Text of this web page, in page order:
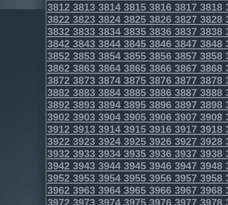
3812381338143815381638173818
3822382338243825382638273828
3832383338343835383638373838
3842384338443845384638473848
3852385338543855385638573858
3862386338643865386638673868
3872387338743875387638773878
3882388338843885388638873888
3892389338943895389638973898
3902390339043905390639073908
3912391339143915391639173918
3922392339243925392639273928
3932393339343935393639373938
3942394339443945394639473948
3952395339543955395639573958
3962396339643965396639673968
3972397339743975397639773978